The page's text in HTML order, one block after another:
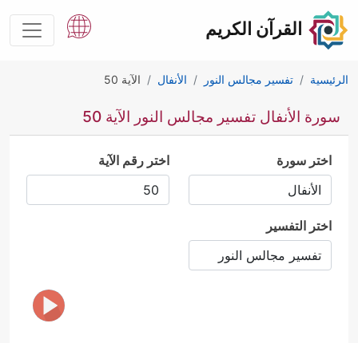
القرآن الكريم
الرئيسية تفسير مجالس النور الأنفال الآية 50
سورة الأنفال تفسير مجالس النور الآية 50
اختر سورة اختر رقم الآية
اختر التفسير